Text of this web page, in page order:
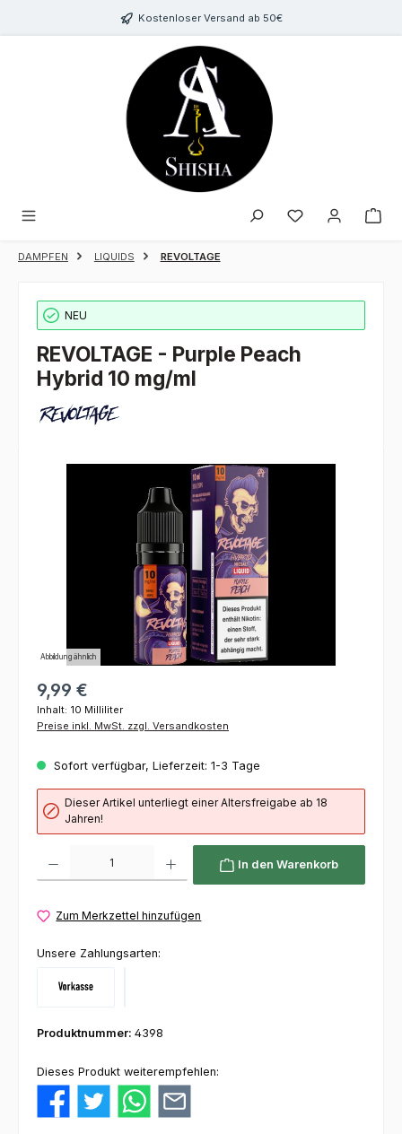
Zum Hauptinhalt springenKostenloser Versand ab 50€
Du hast 0
DAMPFEN LIQUIDS REVOLTAGE
NEU
REVOLTAGE - Purple Peach
Hybrid 10 mg/ml
Abbildung ähnlich
9,99 €
Inhalt: 10 Milliliter
Preise inkl. MwSt. zzgl. Versandkosten
Sofort verfügbar, Lieferzeit: 1-3 Tage
Dieser Artikel unterliegt einer Altersfreigabe ab 18
Jahren!
In den Warenkorb
Zum Merkzettel hinzufügen
Unsere Zahlungsarten:
Produktnummer: 4398
Dieses Produkt weiterempfehlen: